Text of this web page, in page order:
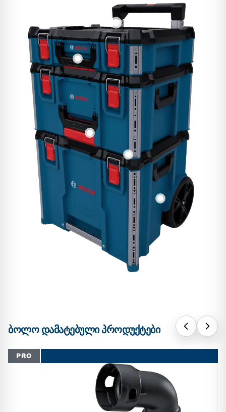
ᲑᲝᲚᲝ ᲓᲐᲛᲐᲢᲔᲑᲣᲚᲘ ᲞᲠᲝᲓᲣᲥᲢᲔᲑᲘ
PRO